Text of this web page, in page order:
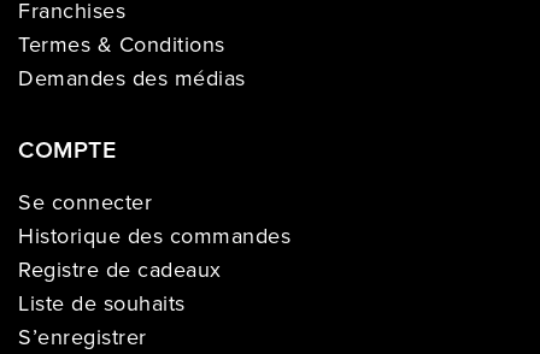
Franchises
Termes & Conditions
Demandes des médias
COMPTE
Se connecter
Historique des commandes
Registre de cadeaux
Liste de souhaits
S’enregistrer